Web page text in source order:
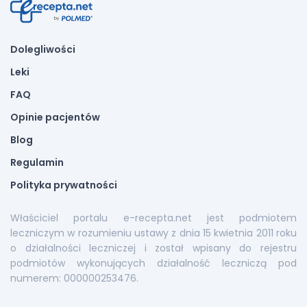
Dolegliwości
Leki
FAQ
Opinie pacjentów
Blog
Regulamin
Polityka prywatności
Właściciel portalu e-recepta.net jest podmiotem
leczniczym w rozumieniu ustawy z dnia 15 kwietnia 2011 roku
o działalności leczniczej i został wpisany do rejestru
podmiotów wykonujących działalność leczniczą pod
numerem: 000000253476.